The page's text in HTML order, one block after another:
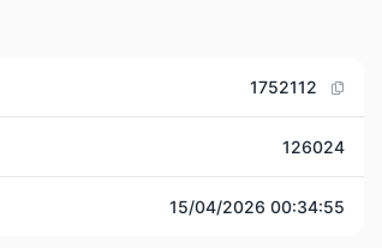
1752112
126024
15/04/2026 00:34:55